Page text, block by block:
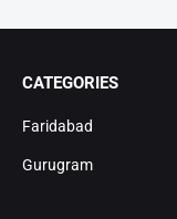
CATEGORIES
Faridabad
Gurugram